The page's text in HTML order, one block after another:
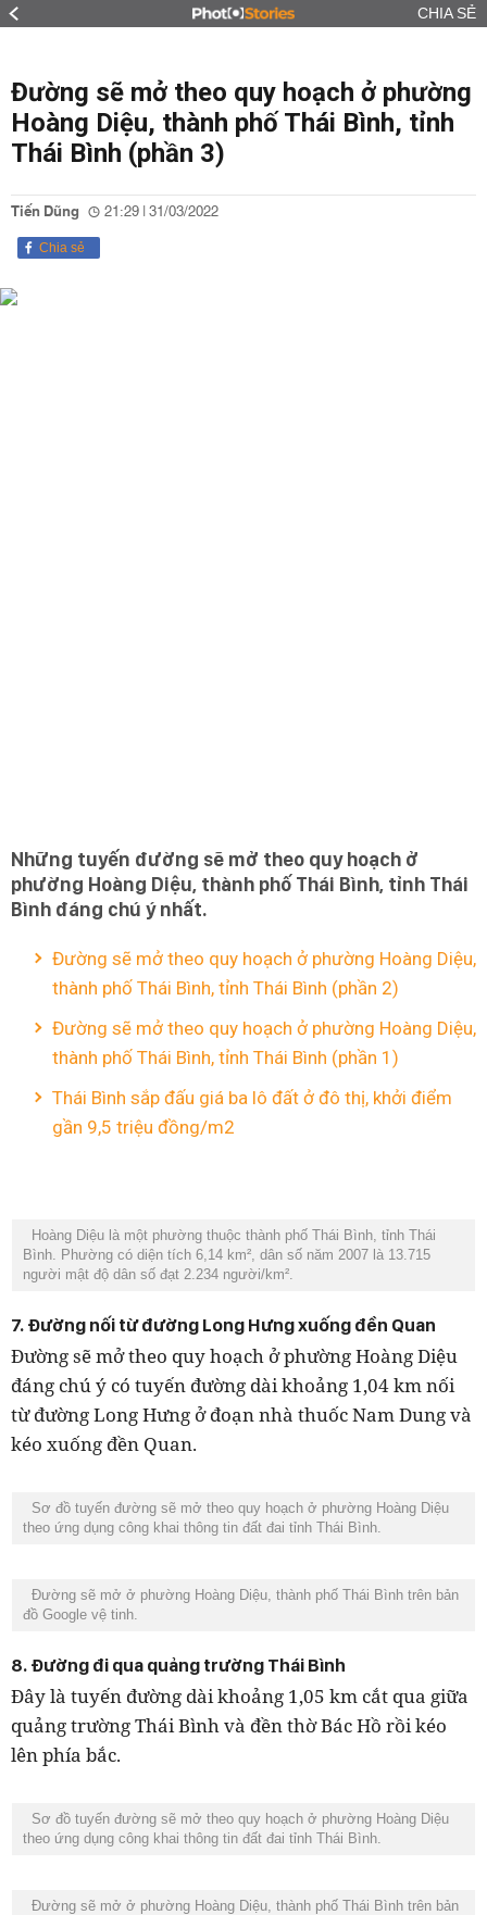
CHIA SẺ
Đường sẽ mở theo quy hoạch ở phường
Hoàng Diệu, thành phố Thái Bình, tỉnh
Thái Bình (phần 3)
Tiến Dũng 21:29 | 31/03/2022
Chia sẻ
Những tuyến đường sẽ mở theo quy hoạch ở
phường Hoàng Diệu, thành phố Thái Bình, tỉnh Thái
Bình đáng chú ý nhất.
Đường sẽ mở theo quy hoạch ở phường Hoàng Diệu,
thành phố Thái Bình, tỉnh Thái Bình (phần 2)
Đường sẽ mở theo quy hoạch ở phường Hoàng Diệu,
thành phố Thái Bình, tỉnh Thái Bình (phần 1)
Thái Bình sắp đấu giá ba lô đất ở đô thị, khởi điểm
gần 9,5 triệu đồng/m2
Hoàng Diệu là một phường thuộc thành phố Thái Bình, tỉnh Thái
Bình. Phường có diện tích 6,14 km², dân số năm 2007 là 13.715
người mật độ dân số đạt 2.234 người/km².
7. Đường nối từ đường Long Hưng xuống đền Quan
Đường sẽ mở theo quy hoạch ở phường Hoàng Diệu
đáng chú ý có tuyến đường dài khoảng 1,04 km nối
từ đường Long Hưng ở đoạn nhà thuốc Nam Dung và
kéo xuống đền Quan.
Sơ đồ tuyến đường sẽ mở theo quy hoạch ở phường Hoàng Diệu
theo ứng dụng công khai thông tin đất đai tỉnh Thái Bình.
Đường sẽ mở ở phường Hoàng Diệu, thành phố Thái Bình trên bản
đồ Google vệ tinh.
8. Đường đi qua quảng trường Thái Bình
Đây là tuyến đường dài khoảng 1,05 km cắt qua giữa
quảng trường Thái Bình và đền thờ Bác Hồ rồi kéo
lên phía bắc.
Sơ đồ tuyến đường sẽ mở theo quy hoạch ở phường Hoàng Diệu
theo ứng dụng công khai thông tin đất đai tỉnh Thái Bình.
Đường sẽ mở ở phường Hoàng Diệu, thành phố Thái Bình trên bản